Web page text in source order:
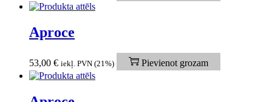
Aproce
53,00 € iekļ. PVN (21%) Pievienot grozam